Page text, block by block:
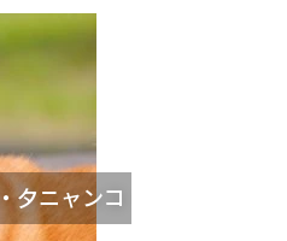
夕ニャンコ